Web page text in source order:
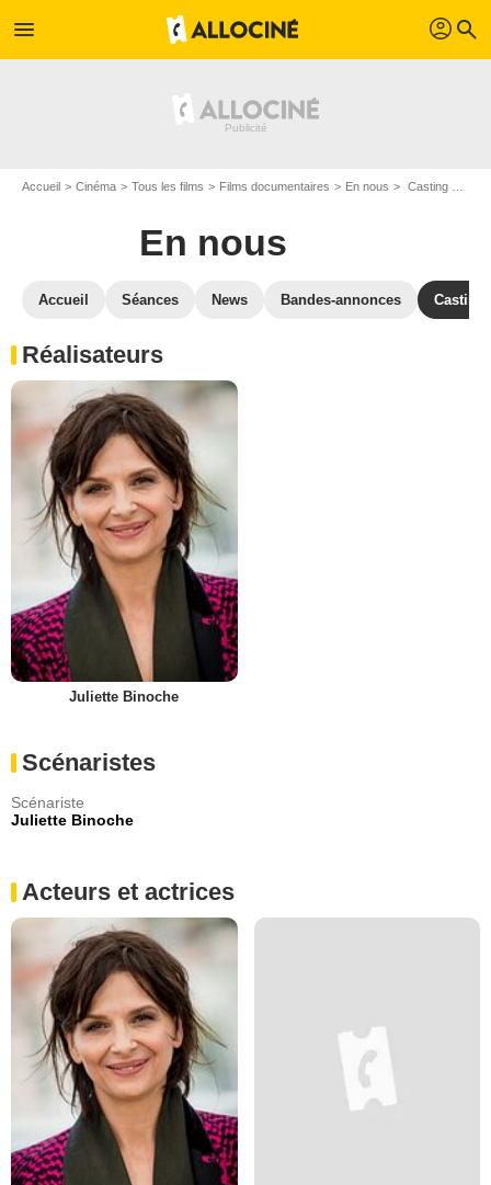
menu profil search
Accueil Cinéma Tous les films Films documentaires En nous Casting En nous
En nous
Accueil Séances News Bandes-annonces Casting
Réalisateurs
Juliette Binoche
Scénaristes
Scénariste
Juliette Binoche
Acteurs et actrices